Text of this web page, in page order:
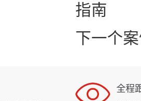
指南
下一个
全程